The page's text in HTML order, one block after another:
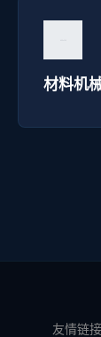
材料机
询
友情链接